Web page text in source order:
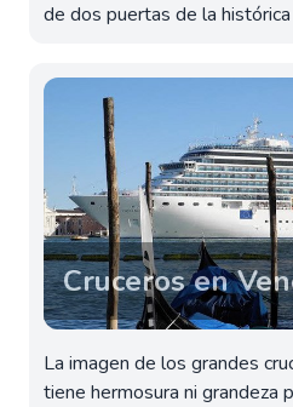
de dos puertas de la
Cruceros en
La imagen de los grandes
tiene hermosura ni grandeza